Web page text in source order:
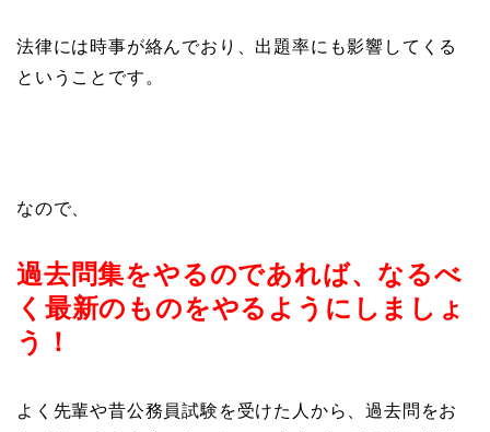
法律には時事が絡んでおり、出題率にも影響してくる
ということです。
なので、
過去問集をやるのであれば、なるべ
く最新のものをやるようにしましょ
う！
よく先輩や昔公務員試験を受けた人から、過去問をお